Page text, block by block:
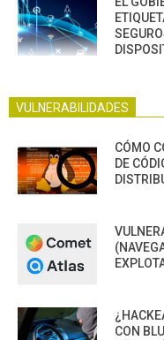
VULNERABILIDADES
CÓMO
DE
CON